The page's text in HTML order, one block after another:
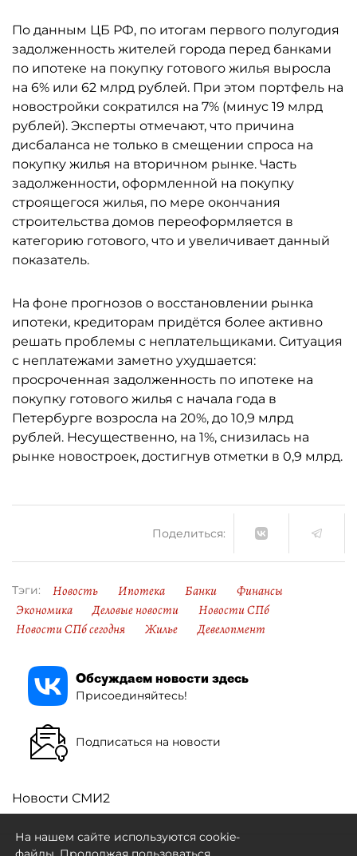
По данным ЦБ РФ, по итогам первого полугодия
задолженность жителей города перед банками
по ипотеке на покупку готового жилья выросла
на 6% или 62 млрд рублей. При этом портфель на
новостройки сократился на 7% (минус 19 млрд
рублей). Эксперты отмечают, что причина
дисбаланса не только в смещении спроса на
покупку жилья на вторичном рынке. Часть
задолженности, оформленной на покупку
строящегося жилья, по мере окончания
строительства домов переоформляется в
категорию готового, что и увеличивает данный
показатель.
На фоне прогнозов о восстановлении рынка
ипотеки, кредиторам придётся более активно
решать проблемы с неплательщиками. Ситуация
с неплатежами заметно ухудшается:
просроченная задолженность по ипотеке на
покупку готового жилья с начала года в
Петербурге возросла на 20%, до 10,9 млрд
рублей. Несущественно, на 1%, снизилась на
рынке новостроек, достигнув отметки в 0,9 млрд.
Поделиться:
Тэги: Новость Ипотека Банки
Финансы
Экономика
Деловые новости
Новости СПб
Новости СПб сегодня
Жилье Девелопмент
Обсуждаем новости здесь
Присоединяйтесь!
Подписаться на новости
Новости СМИ2
На нашем сайте используются cookie-